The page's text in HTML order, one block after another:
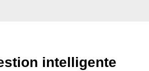
intelligente